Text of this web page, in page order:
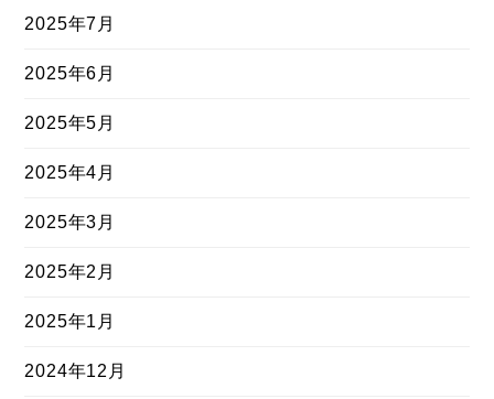
2025年7月
2025年6月
2025年5月
2025年4月
2025年3月
2025年2月
2025年1月
2024年12月